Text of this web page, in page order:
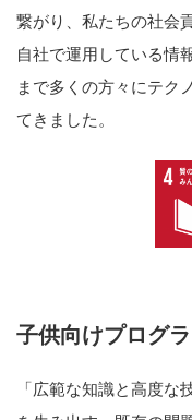
繋がり、私たちの社会
自社で運用している情
まで多くの方々にテク
てきました。
子供向けプログ
「広範な知識と高度